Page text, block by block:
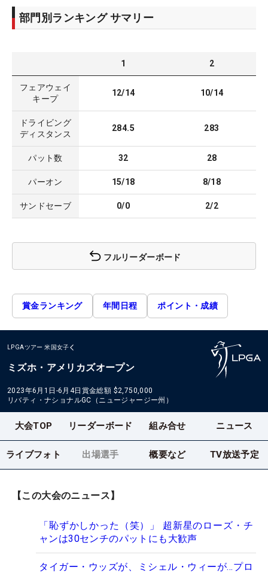
部門別ランキング サマリー
1 2
フェアウェイ
キープ
12/14 10/14
ドライビング
ディスタンス
284.5 283
パット数 32 28
パーオン 15/18 8/18
サンドセーブ 0/0 2/2
フルリーダーボード
賞金ランキング 年間日程 ポイント・成績
LPGAツアー 米国女子
ミズホ・アメリカズオープン
2023年6月1日-6月4日 賞金総額 $2,750,000
リバティ・ナショナルGC（ニュージャージー州）
大会TOP リーダーボード 組み合せ ニュース
ライブフォト 出場選手 概要など TV放送予定
【この大会のニュース】
「恥ずかしかった（笑）」 超新星のローズ・チ
ャンは30センチのパットにも大歓声
タイガー・ウッズが、ミシェル・ウィーが…プロ